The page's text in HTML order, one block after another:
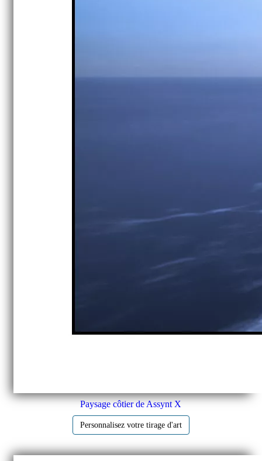
Paysage côtier de Assynt X
Personnalisez votre tirage d'art